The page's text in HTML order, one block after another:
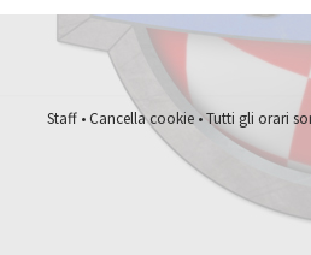
Staff•Cancella cookie• Tutti gli orari